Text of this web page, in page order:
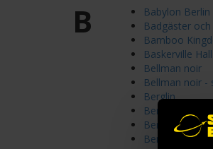
B
Babylon Berlin
Badgäster
Bamboo
Baskerville Hall
Bellman noir
Bellman noir -
Berglin
Berättelsen
Berättelser
Berättelser